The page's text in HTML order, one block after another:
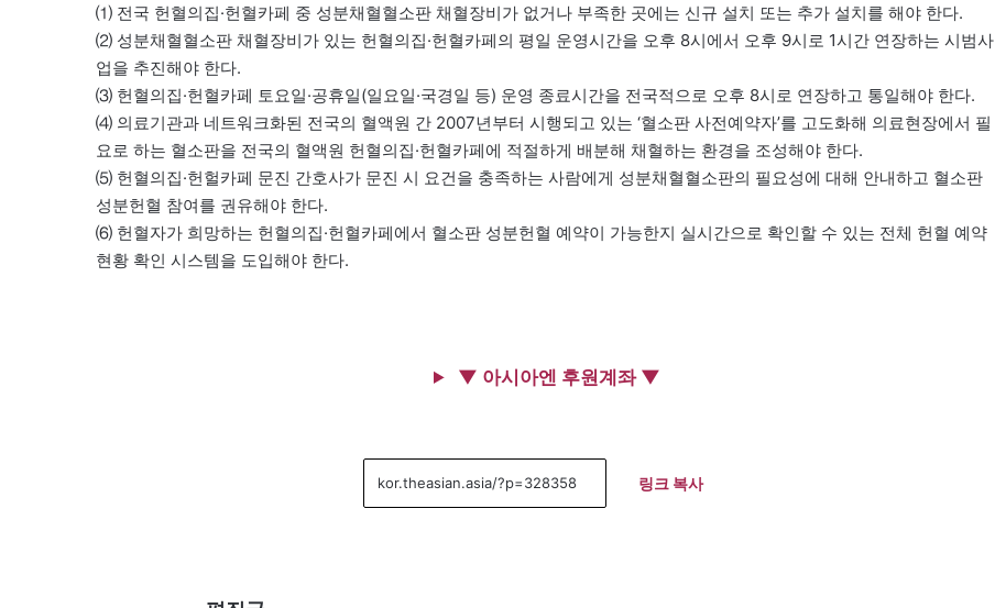
⑴ 전국 헌혈의집·헌혈카페 중 성분채혈혈소판 채혈장비가 없거나 부족한 곳에는 신규 설치 또는 추가 설치를 해야 한다.
⑵ 성분채혈혈소판 채혈장비가 있는 헌혈의집·헌혈카페의 평일 운영시간을 오후 8시에서 오후 9시로 1시간 연장하는 시범사
업을 추진해야 한다.
⑶ 헌혈의집·헌혈카페 토요일·공휴일(일요일·국경일 등) 운영 종료시간을 전국적으로 오후 8시로 연장하고 통일해야 한다.
⑷ 의료기관과 네트워크화된 전국의 혈액원 간 2007년부터 시행되고 있는 ‘혈소판 사전예약자’를 고도화해 의료현장에서 필
요로 하는 혈소판을 전국의 혈액원 헌혈의집·헌혈카페에 적절하게 배분해 채혈하는 환경을 조성해야 한다.
⑸ 헌혈의집·헌헐카페 문진 간호사가 문진 시 요건을 충족하는 사람에게 성분채혈혈소판의 필요성에 대해 안내하고 혈소판
성분헌혈 참여를 권유해야 한다.
⑹ 헌혈자가 희망하는 헌혈의집·헌혈카페에서 혈소판 성분헌혈 예약이 가능한지 실시간으로 확인할 수 있는 전체 헌혈 예약
현황 확인 시스템을 도입해야 한다.
▼ 아시아엔 후원계좌 ▼
링크 복사